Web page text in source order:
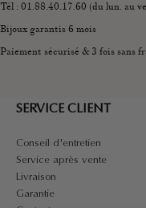
Tél : 01.88.40.17.60 (du lun. au
Bijoux garantis 6 mois
Paiement sécurisé & 3 fois sans
SERVICE CLIENT
Conseil d'entretien
Service après vente
Livraison
Garantie